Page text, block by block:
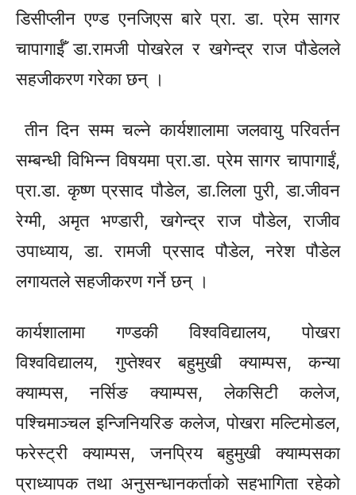
डिसीप्लीन एण्डएनजिएसबारे प्रा. डा. प्रेम सागर
चापागाईँडा.रामजीपोखरेल र खगेन्द्र राज पौडेलले
सहजीकरण गरेका छन् ।
तीन दिन सम्म चल्ने कार्यशालामा जलवायु परिवर्तन
सम्बन्धी विभिन्न विषयमाप्रा.डा. प्रेम सागर चापागाईं,
प्रा.डा. कृष्ण प्रसाद पौडेल,डा.लिलापुरी,डा.जीवन
रेग्मी, अमृत भण्डारी, खगेन्द्र राज पौडेल, राजीव
उपाध्याय, डा. रामजी प्रसाद पौडेल, नरेश पौडेल
लगायतले सहजीकरण गर्ने छन् ।
कार्यशालामा गण्डकी विश्वविद्यालय, पोखरा
विश्वविद्यालय, गुप्तेश्वर बहुमुखी क्याम्पस, कन्या
क्याम्पस, नर्सिङ क्याम्पस,लेकसिटीकलेज,
पश्चिमाञ्चल इन्जिनियरिङ कलेज, पोखरा मल्टिमोडल,
फरेस्ट्री क्याम्पस, जनप्रिय बहुमुखी क्याम्पसका
प्राध्यापक तथा अनुसन्धानकर्ताको सहभागिता रहेको